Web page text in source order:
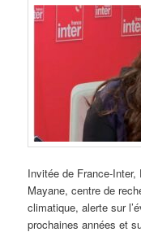
Invitée de France-
Mayane, centre de
climatique, alerte sur
prochaines années et